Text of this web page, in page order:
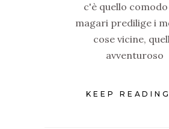
c'è quello
magari predilige i
cose vicine,
avventuroso
KEEP